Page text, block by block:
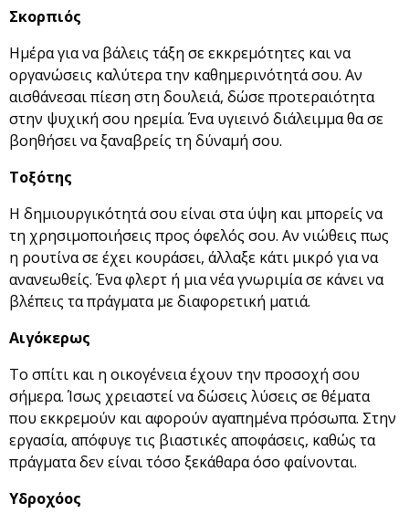
Σκορπιός
Ημέρα για να βάλεις τάξη σε εκκρεμότητες και να
οργανώσεις καλύτερα την καθημερινότητά σου. Αν
αισθάνεσαι πίεση στη δουλειά, δώσε προτεραιότητα
στην ψυχική σου ηρεμία. Ένα υγιεινό διάλειμμα θα σε
βοηθήσει να ξαναβρείς τη δύναμή σου.
Τοξότης
Η δημιουργικότητά σου είναι στα ύψη και μπορείς να
τη χρησιμοποιήσεις προς όφελός σου. Αν νιώθεις πως
η ρουτίνα σε έχει κουράσει, άλλαξε κάτι μικρό για να
ανανεωθείς. Ένα φλερτ ή μια νέα γνωριμία σε κάνει να
βλέπεις τα πράγματα με διαφορετική ματιά.
Αιγόκερως
Το σπίτι και η οικογένεια έχουν την προσοχή σου
σήμερα. Ίσως χρειαστεί να δώσεις λύσεις σε θέματα
που εκκρεμούν και αφορούν αγαπημένα πρόσωπα. Στην
εργασία, απόφυγε τις βιαστικές αποφάσεις, καθώς τα
πράγματα δεν είναι τόσο ξεκάθαρα όσο φαίνονται.
Υδροχόος